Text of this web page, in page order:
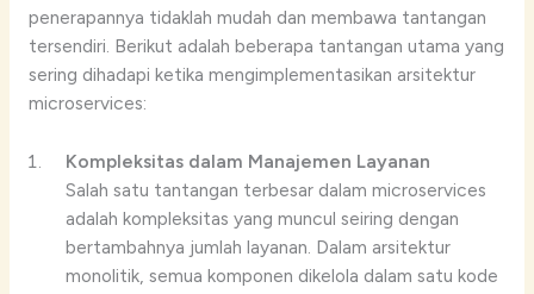
penerapannya tidaklah mudah dan membawa tantangan
tersendiri. Berikut adalah beberapa tantangan utama yang
sering dihadapi ketika mengimplementasikan arsitektur
microservices:
Kompleksitas dalam Manajemen Layanan
Salah satu tantangan terbesar dalam microservices
adalah kompleksitas yang muncul seiring dengan
bertambahnya jumlah layanan. Dalam arsitektur
monolitik, semua komponen dikelola dalam satu kode